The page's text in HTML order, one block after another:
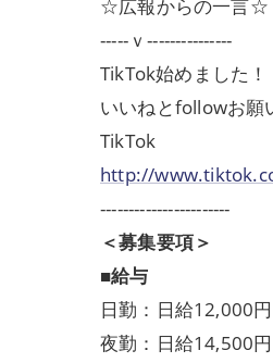
☆広報からの一言☆
-----ｖ---------------
TikTok始めました！
いいねとfollowお願
TikTok
http://
-----------------------
＜募集要項＞
■給与
日勤：日給12,000
夜勤：日給14,500円